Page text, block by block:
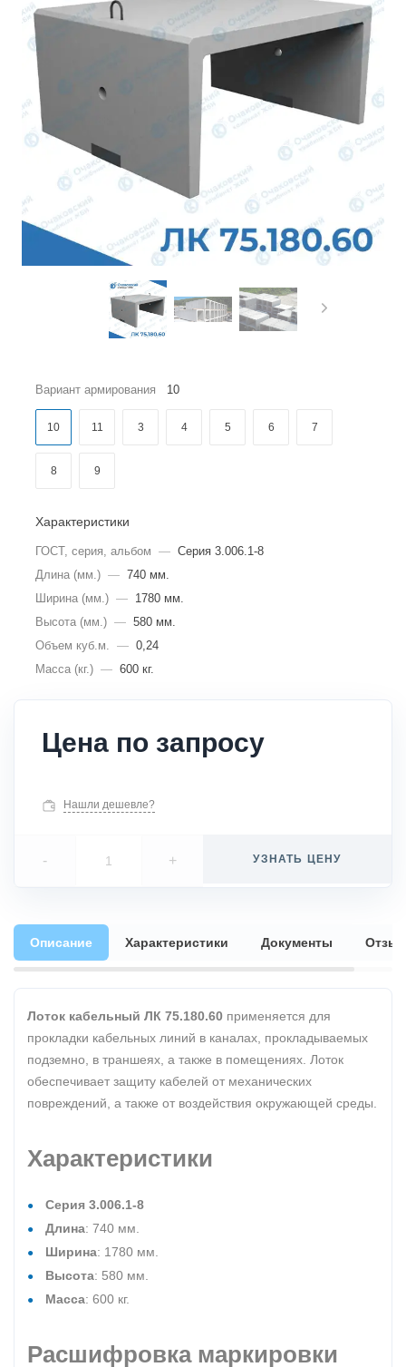
Вариант армирования 10
10 11 3 4 5 6 7
8 9
Характеристики
ГОСТ, серия, альбом — Серия 3.006.1-8
Длина (мм.) — 740 мм.
Ширина (мм.) — 1780 мм.
Высота (мм.) — 580 мм.
Объем куб.м. — 0,24
Масса (кг.) — 600 кг.
Цена по запросу
Нашли дешевле?
- + УЗНАТЬ ЦЕНУ
Описание Характеристики Документы
Лоток кабельный ЛК 75.180.60 применяется для
прокладки кабельных линий в каналах, прокладываемых
подземно, в траншеях, а также в помещениях. Лоток
обеспечивает защиту кабелей от механических
повреждений, а также от воздействия окружающей среды.
Характеристики
Серия 3.006.1-8
Длина: 740 мм.
Ширина: 1780 мм.
Высота: 580 мм.
Масса: 600 кг.
Расшифровка маркировки